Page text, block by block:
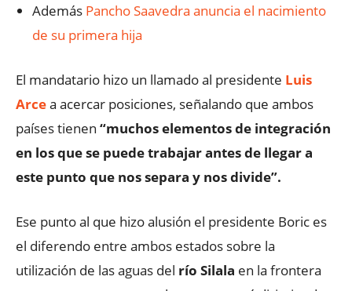
Además Pancho Saavedra anuncia el nacimiento
de su primera hija
El mandatario hizo un llamado al presidente Luis
Arcea acercar posiciones, señalando que ambos
países tienen “muchos elementos de integración
en los que se puede trabajar antes de llegar a
este punto que nos separa y nos divide”.
Ese punto al que hizo alusión el presidente Boric es
el diferendo entre ambos estados sobre la
utilización de las aguas del río Silala en la frontera